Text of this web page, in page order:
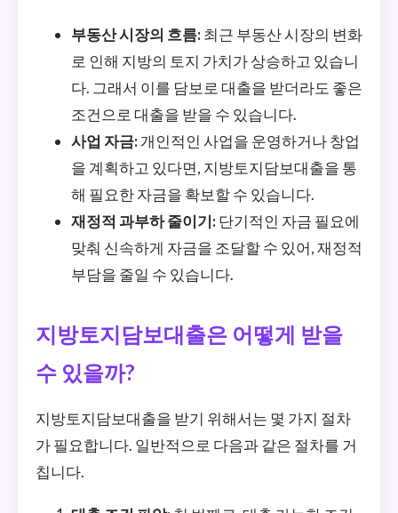
부동산 시장의 흐름: 최근 부동산 시장의 변화
로 인해 지방의 토지 가치가 상승하고 있습니
다. 그래서 이를 담보로 대출을 받더라도 좋은
조건으로 대출을 받을 수 있습니다.
사업 자금: 개인적인 사업을 운영하거나 창업
을 계획하고 있다면, 지방토지담보대출을 통
해 필요한 자금을 확보할 수 있습니다.
재정적 과부하 줄이기: 단기적인 자금 필요에
맞춰 신속하게 자금을 조달할 수 있어, 재정적
부담을 줄일 수 있습니다.
지방토지담보대출은 어떻게 받을
수 있을까?
지방토지담보대출을 받기 위해서는 몇 가지 절차
가 필요합니다. 일반적으로 다음과 같은 절차를 거
칩니다.